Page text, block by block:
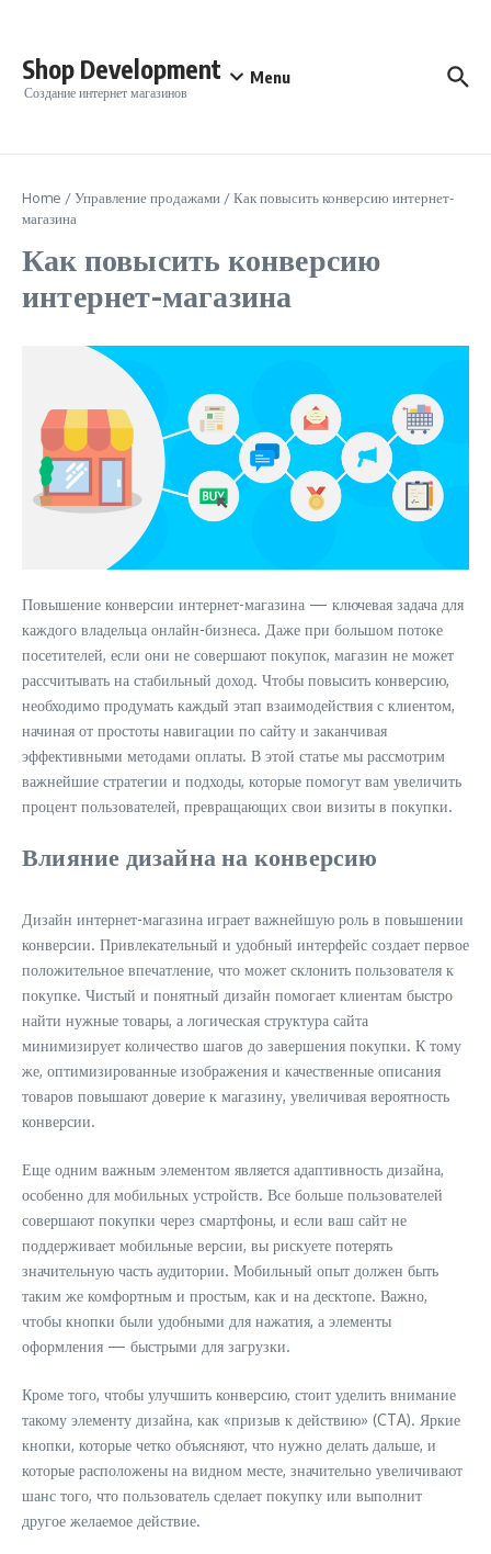
Shop Development
Создание интернет магазинов
Menu
Home /Управление продажами /Как повысить конверсию интернет-
магазина
Как повысить конверсию
интернет-магазина
Повышение конверсии интернет-магазина — ключевая задача для
каждого владельца онлайн-бизнеса. Даже при большом потоке
посетителей, если они не совершают покупок, магазин не может
рассчитывать на стабильный доход. Чтобы повысить конверсию,
необходимо продумать каждый этап взаимодействия с клиентом,
начиная от простоты навигации по сайту и заканчивая
эффективными методами оплаты. В этой статье мы рассмотрим
важнейшие стратегии и подходы, которые помогут вам увеличить
процент пользователей, превращающих свои визиты в покупки.
Влияние дизайна на конверсию
Дизайн интернет-магазина играет важнейшую роль в повышении
конверсии. Привлекательный и удобный интерфейс создает первое
положительное впечатление, что может склонить пользователя к
покупке. Чистый и понятный дизайн помогает клиентам быстро
найти нужные товары, а логическая структура сайта
минимизирует количество шагов до завершения покупки. К тому
же, оптимизированные изображения и качественные описания
товаров повышают доверие к магазину, увеличивая вероятность
конверсии.
Еще одним важным элементом является адаптивность дизайна,
особенно для мобильных устройств. Все больше пользователей
совершают покупки через смартфоны, и если ваш сайт не
поддерживает мобильные версии, вы рискуете потерять
значительную часть аудитории. Мобильный опыт должен быть
таким же комфортным и простым, как и на десктопе. Важно,
чтобы кнопки были удобными для нажатия, а элементы
оформления — быстрыми для загрузки.
Кроме того, чтобы улучшить конверсию, стоит уделить внимание
такому элементу дизайна, как «призыв к действию» (CTA). Яркие
кнопки, которые четко объясняют, что нужно делать дальше, и
которые расположены на видном месте, значительно увеличивают
шанс того, что пользователь сделает покупку или выполнит
другое желаемое действие.